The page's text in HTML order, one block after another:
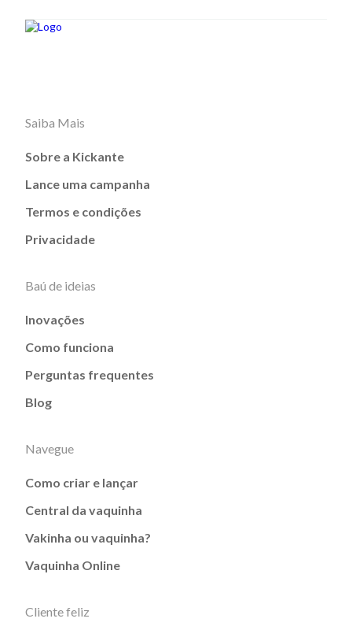
Saiba Mais
Sobre a Kickante
Lance uma campanha
Termos e condições
Privacidade
Baú de ideias
Inovações
Como funciona
Perguntas frequentes
Blog
Navegue
Como criar e lançar
Central da vaquinha
Vakinha ou vaquinha?
Vaquinha Online
Cliente feliz